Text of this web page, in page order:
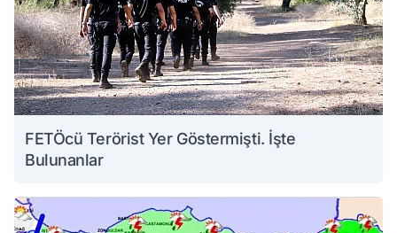
FETÖcü Terörist Yer Göstermişti. İşte
Bulunanlar